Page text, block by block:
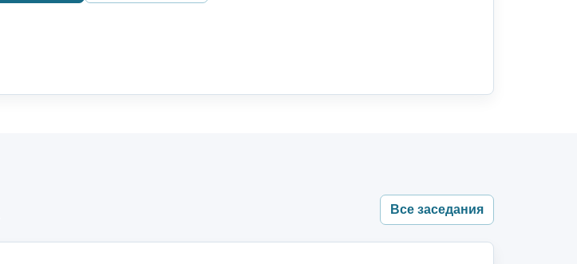
Все заседания